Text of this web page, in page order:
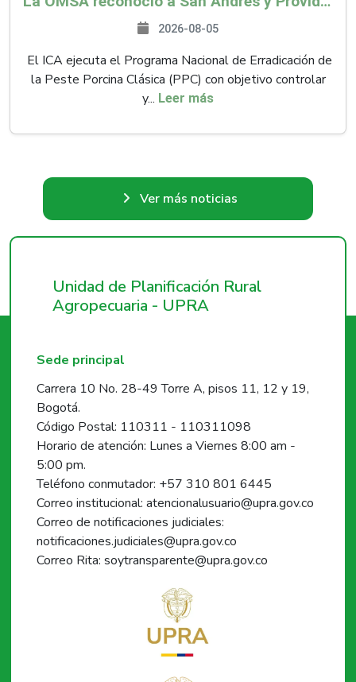
2026-08-05
El ICA ejecuta el Programa Nacional de Erradicación de
la Peste Porcina Clásica (PPC) con objetivo controlar
y... Leer más
Ver más noticias
Unidad de Planificación Rural
Agropecuaria - UPRA
Sede principal
Carrera 10 No. 28-49 Torre A, pisos 11, 12 y 19,
Bogotá.
Código Postal: 110311 - 110311098
Horario de atención: Lunes a Viernes 8:00 am -
5:00 pm.
Teléfono conmutador: +57 310 801 6445
Correo institucional: atencionalusuario@upra.gov.co
Correo de notificaciones judiciales:
notificaciones.judiciales@upra.gov.co
Correo Rita: soytransparente@upra.gov.co